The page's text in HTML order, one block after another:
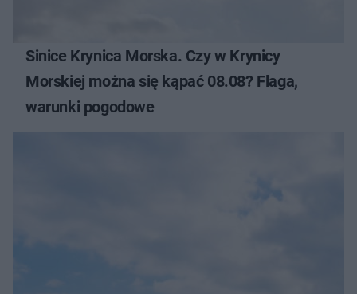
Sinice Krynica Morska. Czy w Krynicy
Morskiej można się kąpać 08.08? Flaga,
warunki pogodowe